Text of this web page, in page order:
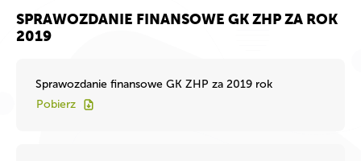
SPRAWOZDANIE FINANSOWE GK ZHP ZA ROK
2019
Sprawozdanie finansowe GK ZHP za 2019 rok
Pobierz